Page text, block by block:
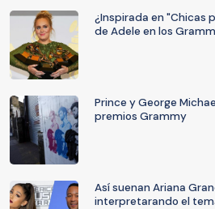
¿Inspirada en "Chicas
de Adele en los
Prince y George
premios Grammy
Así suenan Ariana
interpretarando el